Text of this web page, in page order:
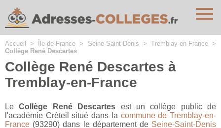
Accueil > Île-de-France > Seine-Saint-Denis > Tremblay-en-France>
Collège René Descartes
Collège René Descartes à
Tremblay-en-France
LeCollège René Descartes est un collège public de
l'académie Créteil situé dans la commune de Tremblay-en-
France (93290) dans le département de Seine-Saint-Denis